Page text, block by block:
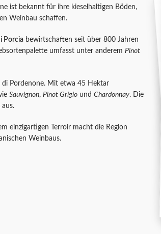
ist bekannt für ihre kieselhaltigen Böden,
Weinbau schaffen.
Porcia bewirtschaften seit über 800 Jahren
umfasst unter anderem Pinot
di Pordenone. Mit etwa 45 Hektar
Sauvignon, Pinot Grigio und Chardonnay. Die
einzigartigen Terroir macht die Region
Weinbaus.